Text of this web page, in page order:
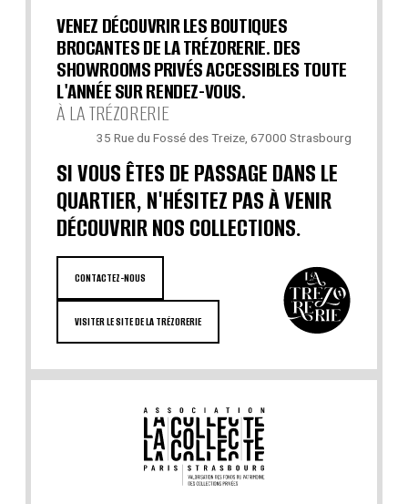
VENEZ DÉCOUVRIR LES BOUTIQUES
BROCANTES DE LA TRÉZORERIE. DES
SHOWROOMS PRIVÉS ACCESSIBLES TOUTE
L'ANNÉE SUR RENDEZ-VOUS.
À LA TRÉZORERIE
35 Rue du Fossé des Treize, 67000 Strasbourg
SI VOUS ÊTES DE PASSAGE DANS LE
QUARTIER, N'HÉSITEZ PAS À VENIR
DÉCOUVRIR NOS COLLECTIONS.
CONTACTEZ-NOUS
VISITER LE SITE DE LA TRÉZORERIE